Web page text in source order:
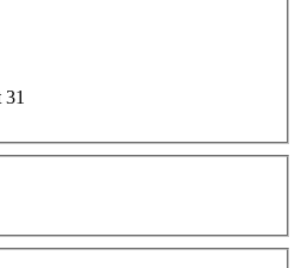
31